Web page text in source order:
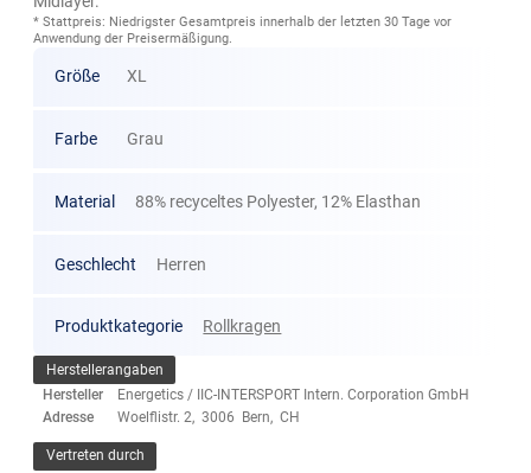
* Stattpreis: Niedrigster Gesamtpreis innerhalb der letzten 30 Tage vor
Anwendung der Preisermäßigung.
Größe XL
Farbe Grau
Material 88% recyceltes Polyester, 12% Elasthan
Geschlecht Herren
Produktkategorie Rollkragen
Herstellerangaben
Hersteller
Energetics / IIC-INTERSPORT Intern. Corporation GmbH
Adresse
Woelflistr. 2, 3006 Bern, CH
Vertreten durch